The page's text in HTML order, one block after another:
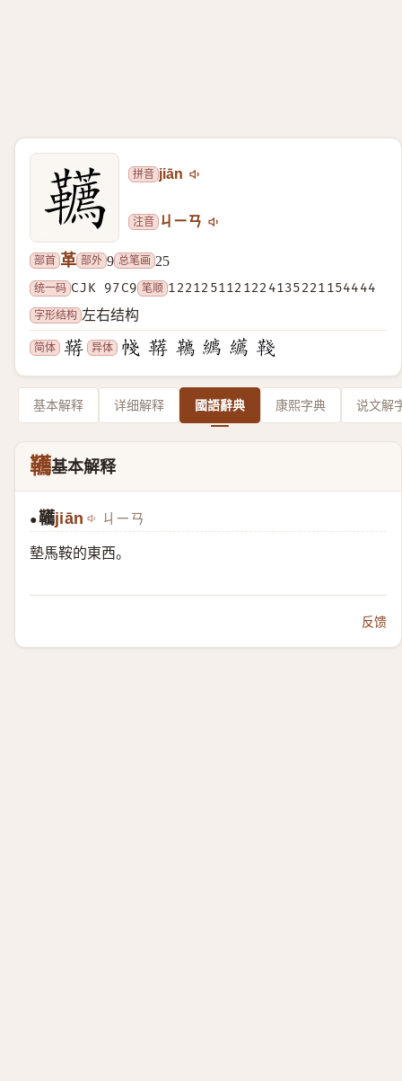
拼音 jiān
注音 ㄐㄧㄢ
部首 革 部外 9 总笔画 25
统一码 CJK 97C9 笔顺 1221251121224135221154444
字形结构 左右结构
简体 异体
基本解释 详细解释 國語辭典 康熙字典 说文解
韉基本解释
●韉jiān ㄐㄧㄢ
墊馬鞍的東西。
反馈